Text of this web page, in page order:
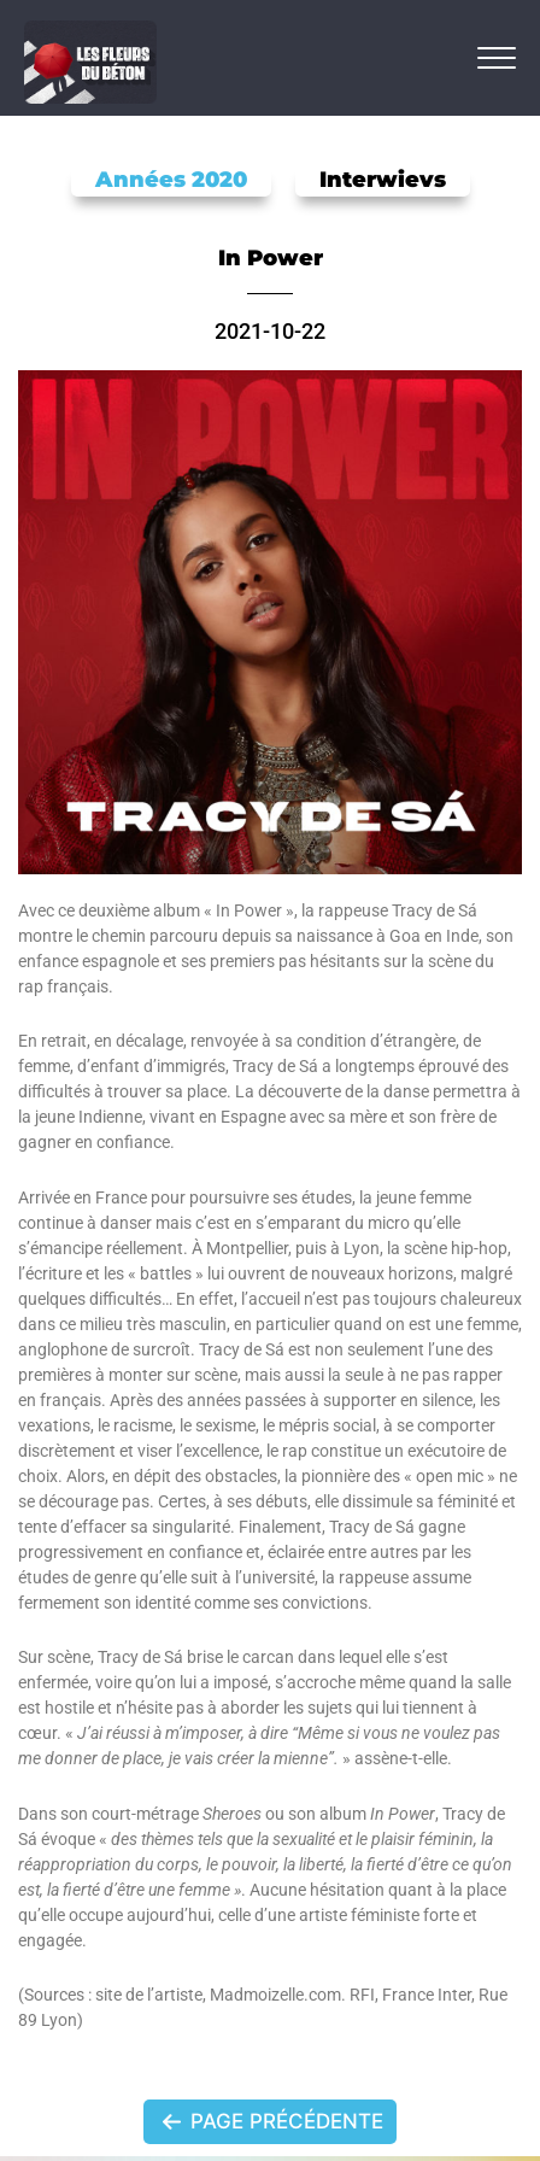
Années 2020 Interwievs
In Power
2021-10-22
Avec ce deuxième album « In Power », la rappeuse Tracy de Sá
montre le chemin parcouru depuis sa naissance à Goa en Inde, son
enfance espagnole et ses premiers pas hésitants sur la scène du
rap français.
En retrait, en décalage, renvoyée à sa condition d’étrangère, de
femme, d’enfant d’immigrés, Tracy de Sá a longtemps éprouvé des
difficultés à trouver sa place. La découverte de la danse permettra à
la jeune Indienne, vivant en Espagne avec sa mère et son frère de
gagner en confiance.
Arrivée en France pour poursuivre ses études, la jeune femme
continue à danser mais c’est en s’emparant du micro qu’elle
s’émancipe réellement. À Montpellier, puis à Lyon, la scène hip-hop,
l’écriture et les « battles » lui ouvrent de nouveaux horizons, malgré
quelques difficultés… En effet, l’accueil n’est pas toujours chaleureux
dans ce milieu très masculin, en particulier quand on est une femme,
anglophone de surcroît. Tracy de Sá est non seulement l’une des
premières à monter sur scène, mais aussi la seule à ne pas rapper
en français. Après des années passées à supporter en silence, les
vexations, le racisme, le sexisme, le mépris social, à se comporter
discrètement et viser l’excellence, le rap constitue un exécutoire de
choix. Alors, en dépit des obstacles, la pionnière des « open mic » ne
se décourage pas. Certes, à ses débuts, elle dissimule sa féminité et
tente d’effacer sa singularité. Finalement, Tracy de Sá gagne
progressivement en confiance et, éclairée entre autres par les
études de genre qu’elle suit à l’université, la rappeuse assume
fermement son identité comme ses convictions.
Sur scène, Tracy de Sá brise le carcan dans lequel elle s’est
enfermée, voire qu’on lui a imposé, s’accroche même quand la salle
est hostile et n’hésite pas à aborder les sujets qui lui tiennent à
cœur. « J’ai réussi à m’imposer, à dire “Même si vous ne voulez pas
me donner de place, je vais créer la mienne”. » assène-t-elle.
Dans son court-métrageSheroesou son albumIn Power, Tracy de
Sá évoque « des thèmes tels que la sexualité et le plaisir féminin, la
réappropriation du corps, le pouvoir, la liberté, la fierté d’être ce qu’on
est, la fierté d’être une femme ». Aucune hésitation quant à la place
qu’elle occupe aujourd’hui, celle d’une artiste féministe forte et
engagée.
(Sources : site de l’artiste, Madmoizelle.com. RFI, France Inter, Rue
89 Lyon)
PAGE PRÉCÉDENTE